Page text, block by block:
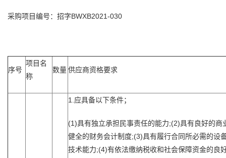
采购项目编号：招字BWXB2021-030
序号
项目名
称
数量供应商资格要求
1.应具备以下条件；
(1)具有独立承担民事责任的能力;(2)具有良好的商
健全的财务会计制度;(3)具有履行合同所必需的设
技术能力;(4)有依法缴纳税收和社会保障资金的良